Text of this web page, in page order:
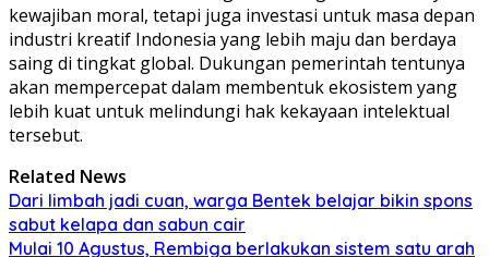
kewajiban moral, tetapi juga investasi untuk masa depan
industri kreatif Indonesia yang lebih maju dan berdaya
saing di tingkat global. Dukungan pemerintah tentunya
akan mempercepat dalam membentuk ekosistem yang
lebih kuat untuk melindungi hak kekayaan intelektual
tersebut.
Related News
Dari limbah jadi cuan, warga Bentek belajar bikin spons
sabut kelapa dan sabun cair
Mulai 10 Agustus, Rembiga berlakukan sistem satu arah